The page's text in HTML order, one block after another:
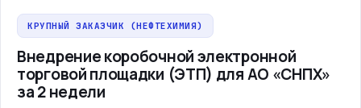
КРУПНЫЙ ЗАКАЗЧИК (НЕФТЕХИМИЯ)
Внедрение коробочной электронной
торговой площадки (ЭТП) для АО «СНПХ»
за 2 недели